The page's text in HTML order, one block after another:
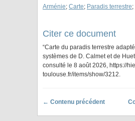
Arménie; Carte; Paradis terrestre;
Citer ce document
“Carte du paradis terrestre
systèmes de D. Calmet et de
consulté le 8 août 2026, https://
toulouse.fr/items/show/3212.
← Contenu précédent